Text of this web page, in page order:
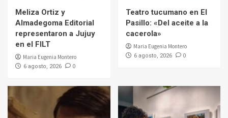
Meliza Ortiz y
Almadegoma Editorial
representaron a Jujuy
en el FILT
Maria Eugenia Montero
6 agosto, 2026 0
Teatro tucumano en El
Pasillo: «Del aceite a la
cacerola»
Maria Eugenia Montero
6 agosto, 2026 0